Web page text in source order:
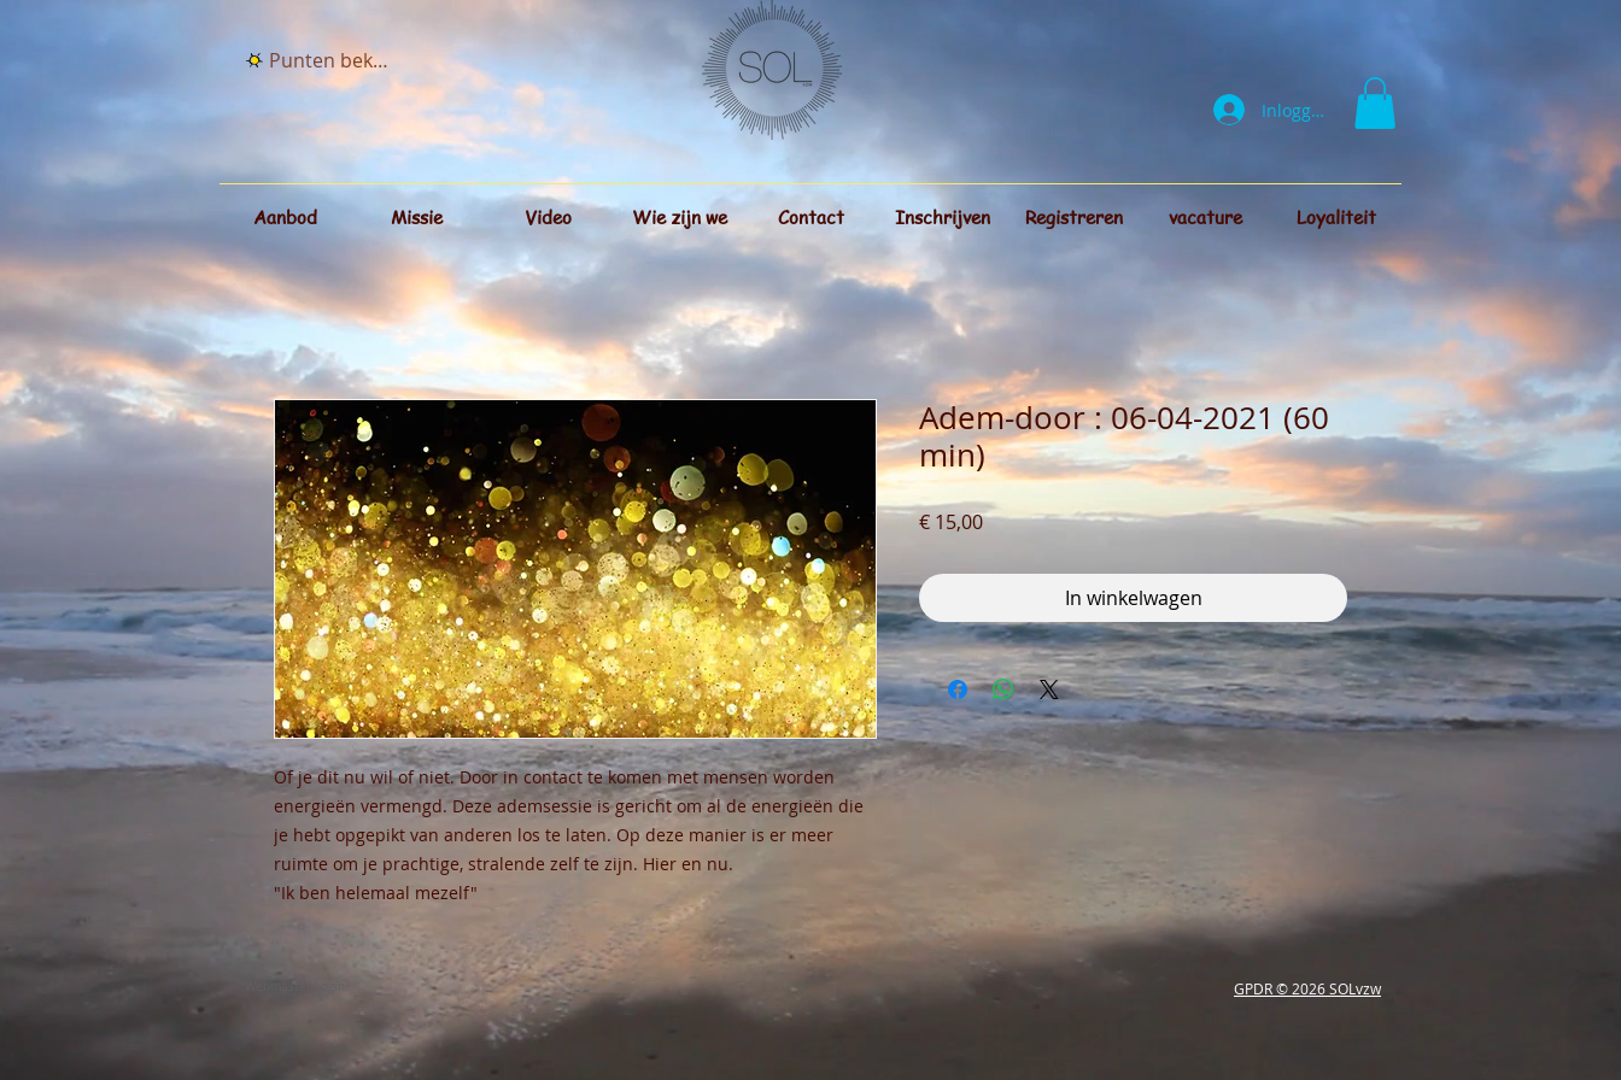
Punten bekijken
Inloggen
Aanbod Missie Video Wie zijn we Contact Inschrijven Registreren vacature Loyaliteit
Of je dit nu wil of niet. Door in contact te komen met mensen worden
energieën vermengd. Deze ademsessie is gericht om al de energieën die
je hebt opgepikt van anderen los te laten. Op deze manier is er meer
ruimte om je prachtige, stralende zelf te zijn. Hier en nu.
"Ik ben helemaal mezelf"
Adem-door : 06-04-2021 (60
min)
€ 15,00Prijs
In winkelwagen
GPDR © 2026SOLvzw